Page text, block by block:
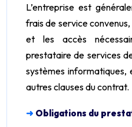
L’entreprise est
frais de service
et les accès
prestataire de services
systèmes
autres clauses du contrat.
➜ Obligations du